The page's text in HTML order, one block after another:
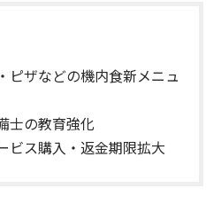
ピザなどの機内食新メニュ
士の教育強化
ビス購入・返金期限拡大